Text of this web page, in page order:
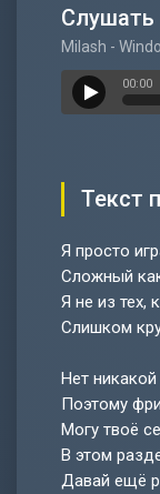
Слушать
Milash -
00:00
Текст
Я просто
Сложный
Я не из тех,
Слишком
Нет никакой
Поэтому фри
Могу твоё
В этом
Давай ещё